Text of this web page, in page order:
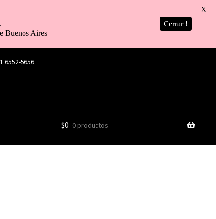
6552-5656
$0 0 productos
Buenos Aires.
Cerrar !
X